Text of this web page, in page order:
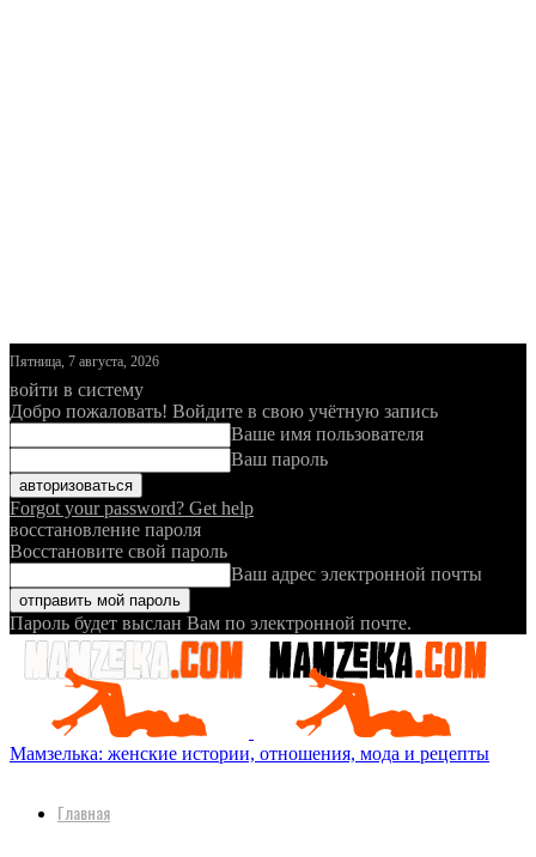
Пятница, 7 августа, 2026
войти в систему
Добро пожаловать! Войдите в свою учётную запись
Ваше имя пользователя
Ваш пароль
Forgot your password? Get help
восстановление пароля
Восстановите свой пароль
Ваш адрес электронной почты
Пароль будет выслан Вам по электронной почте.
Мамзелька: женские истории, отношения, мода и рецепты
Главная